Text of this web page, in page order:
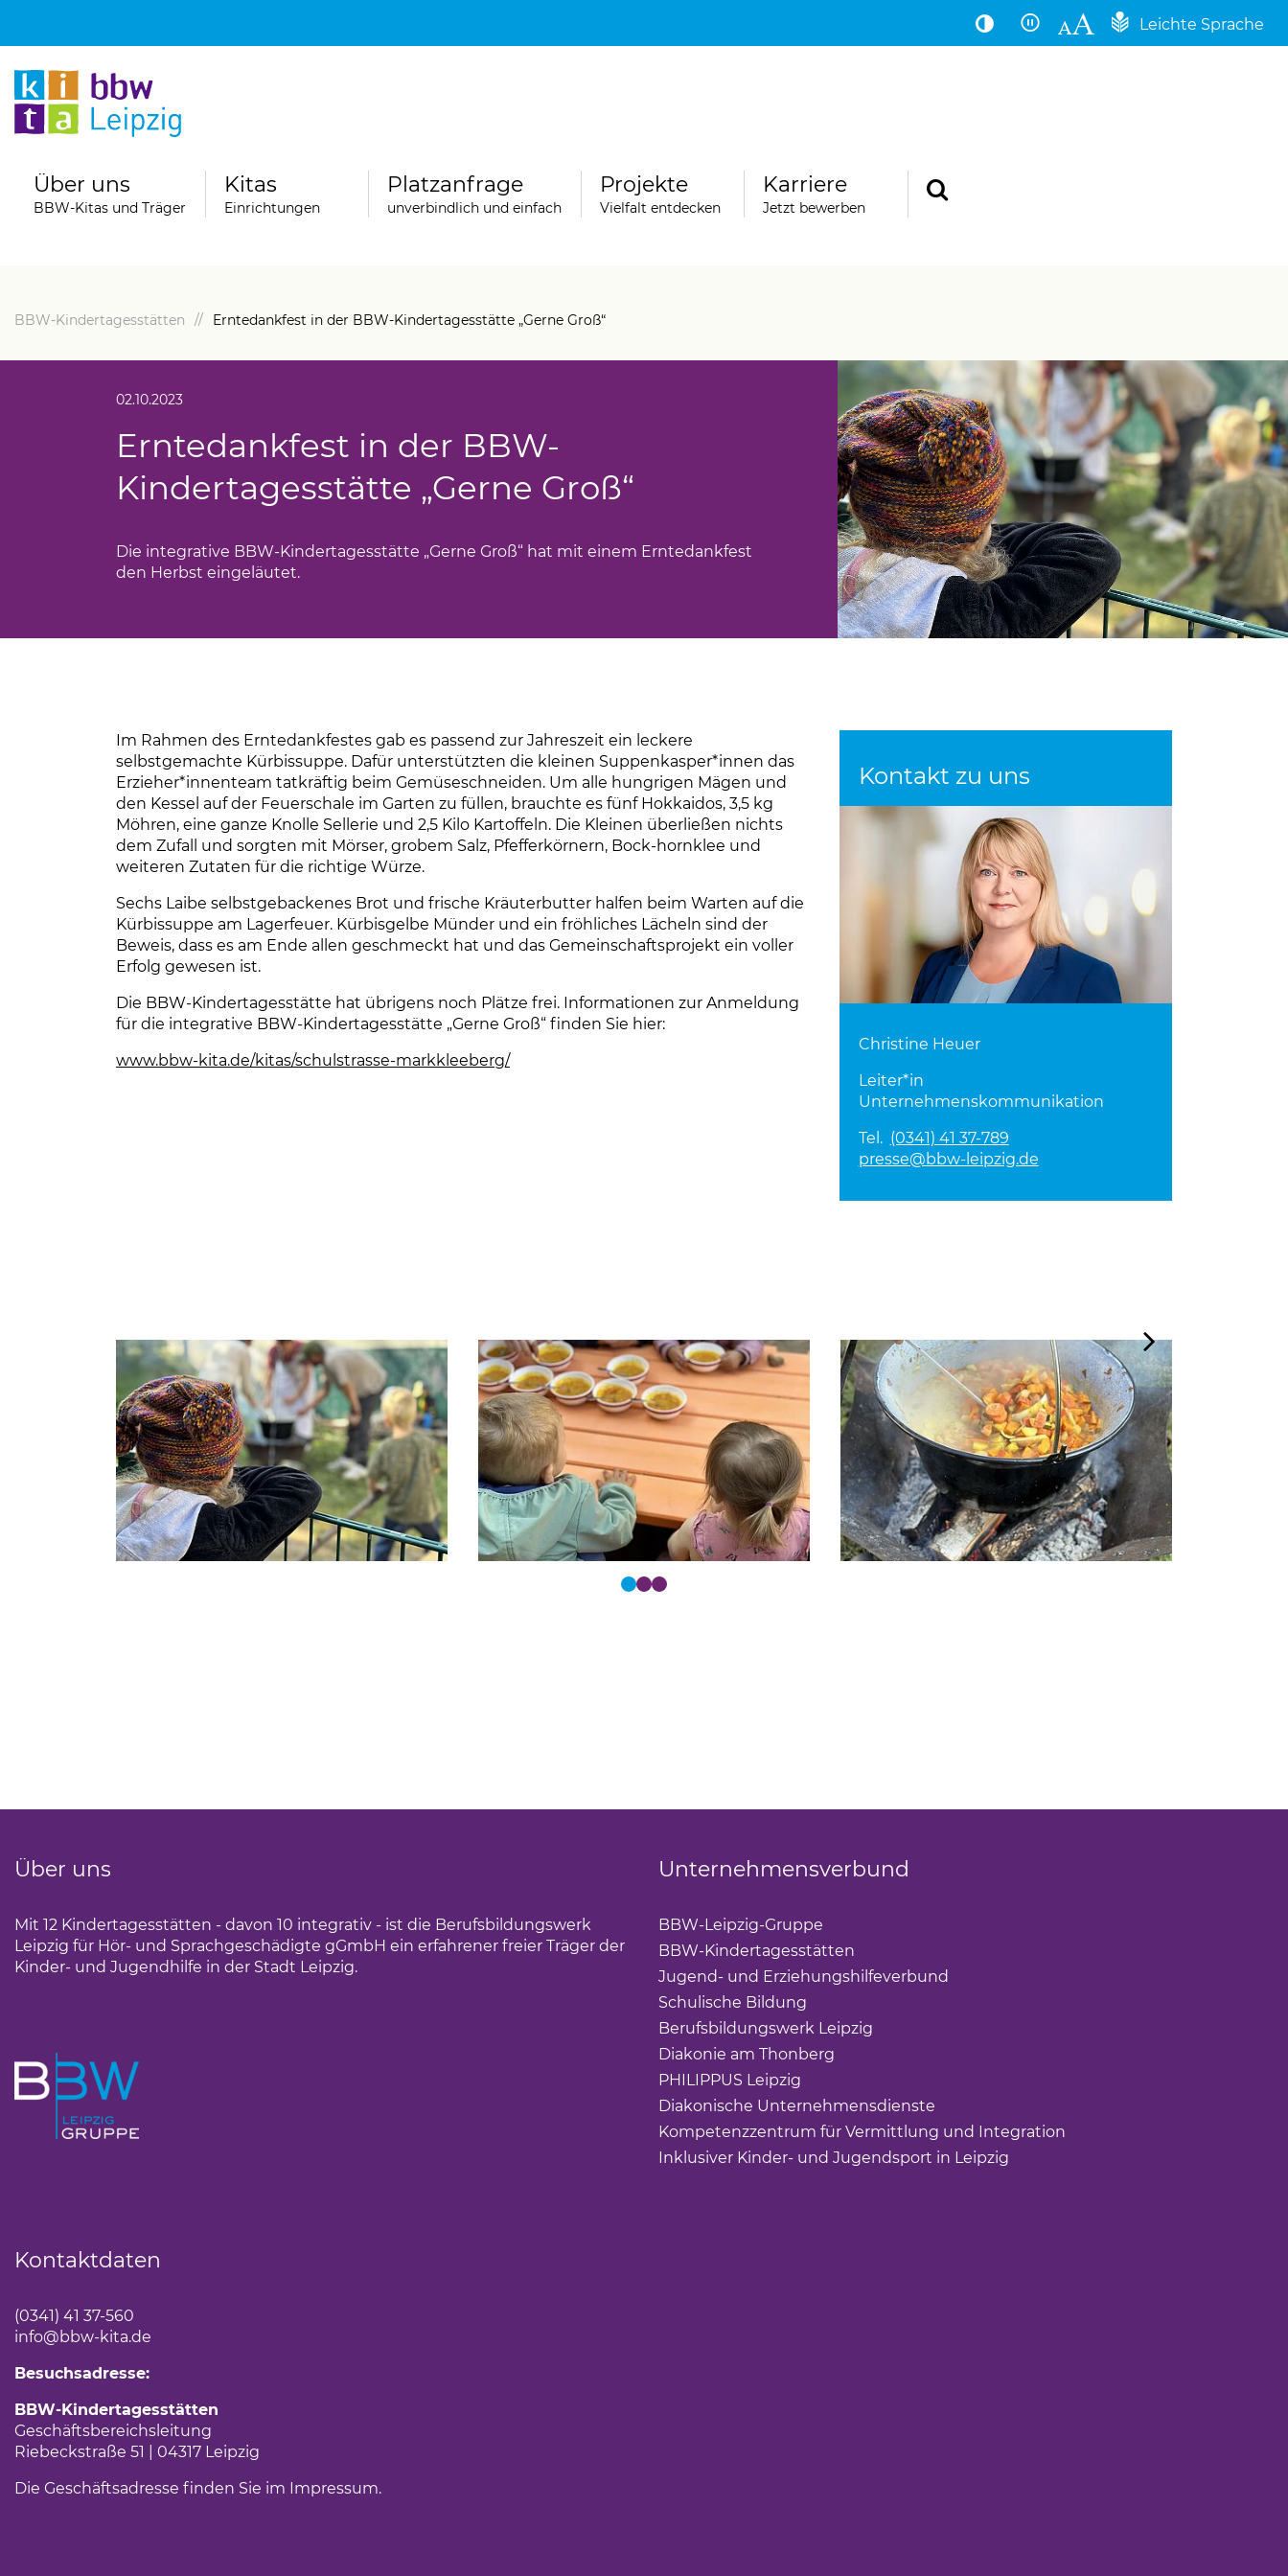
Leichte Sprache
Über uns
BBW-Kitas und Träger
Kitas
Einrichtungen
Platzanfrage
unverbindlich und einfach
Projekte
Vielfalt entdecken
Karriere
Jetzt bewerben
Karriere
Praktikum
Freiwilliges Engagement
Ehrenamt
BBW-Kindertagesstätten Erntedankfest in der BBW-Kindertagesstätte „Gerne Groß“
02.10.2023
Erntedankfest in der BBW-
Kindertagesstätte „Gerne Groß“
Die integrative BBW-Kindertagesstätte „Gerne Groß“ hat mit einem Erntedankfest
den Herbst eingeläutet.
Im Rahmen des Erntedankfestes gab es passend zur Jahreszeit ein leckere
selbstgemachte Kürbissuppe. Dafür unterstützten die kleinen Suppenkasper*innen das
Erzieher*innenteam tatkräftig beim Gemüseschneiden. Um alle hungrigen Mägen und
den Kessel auf der Feuerschale im Garten zu füllen, brauchte es fünf Hokkaidos, 3,5 kg
Möhren, eine ganze Knolle Sellerie und 2,5 Kilo Kartoffeln. Die Kleinen überließen nichts
dem Zufall und sorgten mit Mörser, grobem Salz, Pfefferkörnern, Bock-hornklee und
weiteren Zutaten für die richtige Würze.
Sechs Laibe selbstgebackenes Brot und frische Kräuterbutter halfen beim Warten auf die
Kürbissuppe am Lagerfeuer. Kürbisgelbe Münder und ein fröhliches Lächeln sind der
Beweis, dass es am Ende allen geschmeckt hat und das Gemeinschaftsprojekt ein voller
Erfolg gewesen ist.
Die BBW-Kindertagesstätte hat übrigens noch Plätze frei. Informationen zur Anmeldung
für die integrative BBW-Kindertagesstätte „Gerne Groß“ finden Sie hier:
www.bbw-kita.de/kitas/schulstrasse-markkleeberg/(Link öffnet einen neuen Tab)
Kontakt zu uns
Christine Heuer
Leiter*in
Unternehmenskommunikation
Tel. (0341) 41 37-789
presse@bbw-leipzig.de
Über uns
Mit 12 Kindertagesstätten - davon 10 integrativ - ist die Berufsbildungswerk
Leipzig für Hör- und Sprachgeschädigte gGmbH ein erfahrener freier Träger der
Kinder- und Jugendhilfe in der Stadt Leipzig.
Unternehmensverbund
BBW-Leipzig-Gruppe
BBW-Kindertagesstätten
Jugend- und Erziehungshilfeverbund
Schulische Bildung
Berufsbildungswerk Leipzig
Diakonie am Thonberg
PHILIPPUS Leipzig
Diakonische Unternehmensdienste
Kompetenzzentrum für Vermittlung und Integration
Inklusiver Kinder- und Jugendsport in Leipzig
Kontaktdaten
(0341) 41 37-560
info@bbw-kita.de
Besuchsadresse:
BBW-Kindertagesstätten
Geschäftsbereichsleitung
Riebeckstraße 51 | 04317 Leipzig
Die Geschäftsadresse finden Sie im Impressum(Link öffnet einen neuen Tab)
.